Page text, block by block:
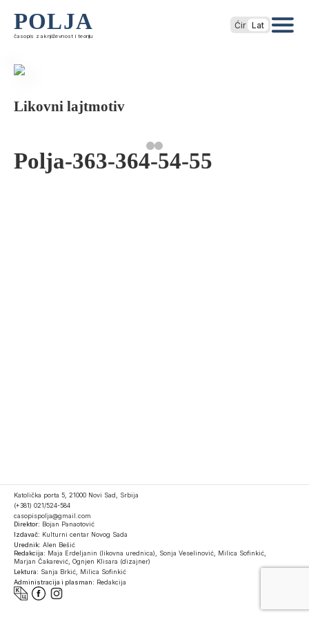
POLJA
časopis za književnost i teoriju
Ćir Lat
Likovni lajtmotiv
Polja-363-364-54-55
Katolička porta 5, 21000 Novi Sad, Srbija
(+381) 021/524-584
casopispolja@gmail.com
Direktor: Bojan Panaotović
Izdavač: Kulturni centar Novog Sada
Urednik: Alen Bešić
Redakcija: Maja Erdeljanin (likovna urednica), Sonja Veselinović, Milica Sofinkić,
Marjan Čakarević, Ognjen Klisara (dizajner)
Lektura: Sanja Brkić, Milica Sofinkić
Administracija i plasman: Redakcija